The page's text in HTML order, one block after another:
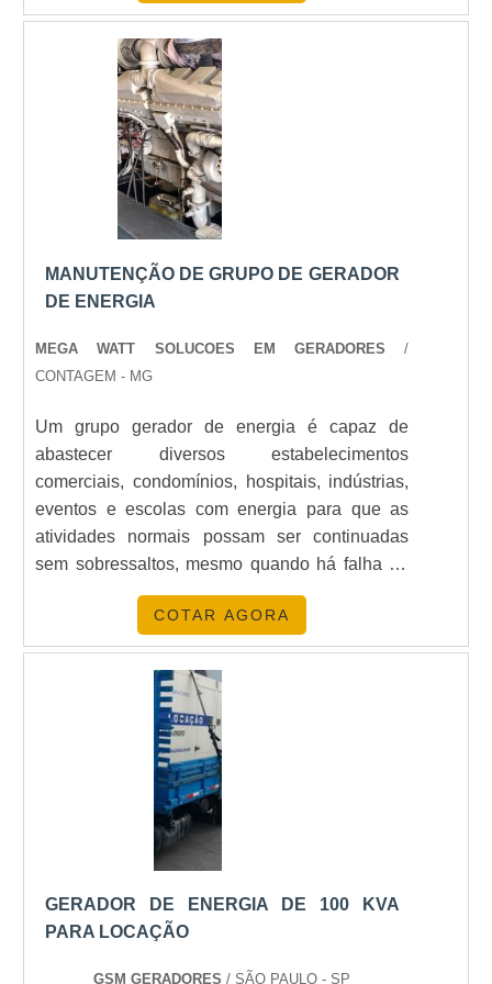
geradores de primeira linha e diferenciais. Com
a implantação da indústria 4.0, a empresa
antecipa dados de manutenção e temos
condições de avaliar nossos equipamentos na
palma da mão, o tempo todo..
placa solar é a grande responsável pelo
funcionamento do sistema de aquecimento. Ela
MANUTENÇÃO DE GRUPO DE GERADOR
DE ENERGIA
MEGA WATT SOLUCOES EM GERADORES /
CONTAGEM - MG
Um grupo gerador de energia é capaz de
abastecer diversos estabelecimentos
comerciais, condomínios, hospitais, indústrias,
eventos e escolas com energia para que as
atividades normais possam ser continuadas
sem sobressaltos, mesmo quando há falha no
fornecimento de energia pelas
concessionárias.No entanto, para garantir que o
equipamento esteja apto para atuar de maneira
eficiente, é fundamental manutenção de grupo
de gerador de energia.O SERVIÇO GARANTE
UMA SÉRIE DE BENEFÍCIOSA correta
manutenção dos grupos geradores garante
maior durabilidade do equipamento, aumento
de eficiência, além de redução de custos. São
diversos os tipos manutenção de grupos de
gerador de energia, sendo que cada uma tem a
recomendação para situações específicas,
entre elas:Manutenção preventiva: Com o
peças e demais componentes do grupo
COTAR AGORA
GERADOR DE ENERGIA DE 100 KVA
PARA LOCAÇÃO
GSM GERADORES / SÃO PAULO - SP